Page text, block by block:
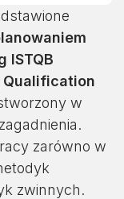
ISTQB
Qualification
w
zarówno w
zwinnych.